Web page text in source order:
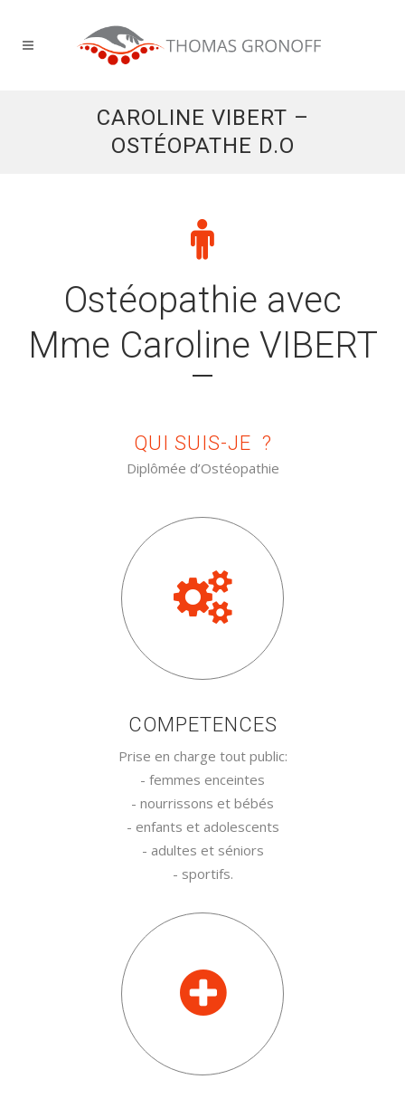
CAROLINE VIBERT –
OSTÉOPATHE D.O
Ostéopathie avec
Mme Caroline VIBERT
QUI SUIS-JE ?
Diplômée d’Ostéopathie
COMPETENCES
Prise en charge tout public:
- femmes enceintes
- nourrissons et bébés
- enfants et adolescents
- adultes et séniors
- sportifs.